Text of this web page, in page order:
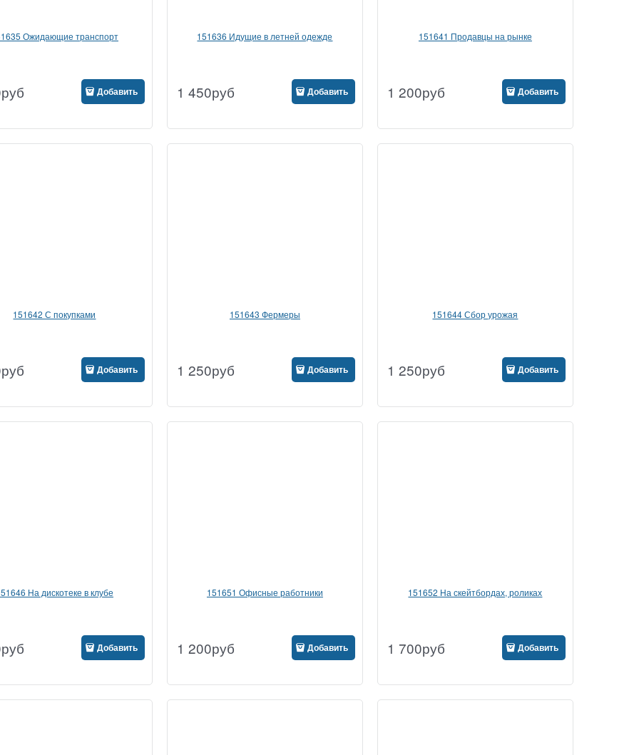
Ожидающие транспорт
руб Добавить
151636 Идущие в летней одежде
1 450руб Добавить
151641 Продавцы на рынке
1 200руб Добавить
151642 С покупками
руб Добавить
151643 Фермеры
1 250руб Добавить
151644 Сбор урожая
1 250руб Добавить
На дискотеке в клубе
руб Добавить
151651 Офисные работники
1 200руб Добавить
151652 На скейтбордах, роликах
1 700руб Добавить